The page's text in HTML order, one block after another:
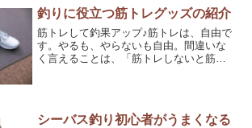
心折れました。１年もの期間釣れないこ
とは、なかなか無いと思い...
釣りに役立つ筋トレグッズの紹介
筋トレして釣果アップ♪筋トレは、自由で
す。やるも、やらないも自由。間違いな
く言えることは、「筋トレしないと筋力
はないのですから。今回...
シーバス釣り初心者がうまくなる